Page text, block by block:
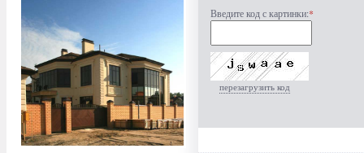
Введите код с картинки:*
перезагрузить код